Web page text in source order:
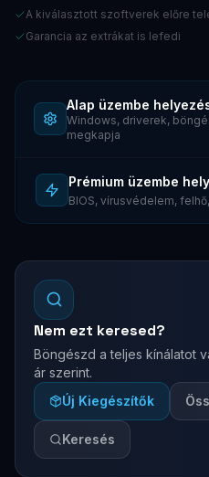
A kiválasztott szoftverek előre
Garancia az extrákat is lefedi
Alap üzembe
Windows, driverek,
megkapja
Prémium üzembe
BIOS, vírusvédelem,
Nem ezt keresed?
Böngészd a teljes kínálatot
ár szerint.
Új Kiegészítők
Keresés